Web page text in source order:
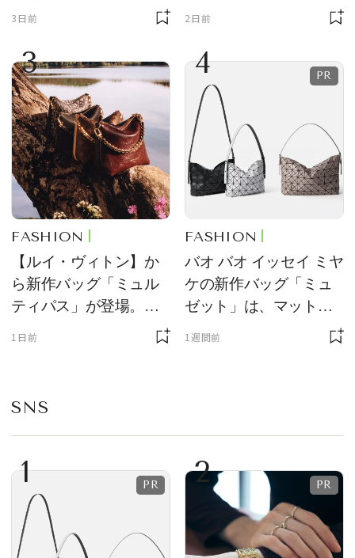
ーチ「はとっこ」を限
3日前
ーン型がスタイリング
2日前
3
FASHION
【ルイ・ヴィトン】か
ら新作バッグ「ミュル
ティパス」が登場。ミ
ニサイズもラインナッ
1日前
4
FASHION
バオ バオ イッセイ ミヤ
ケの新作バッグ「ミュ
ゼット」は、マットな
1週間前
SNS
1 2